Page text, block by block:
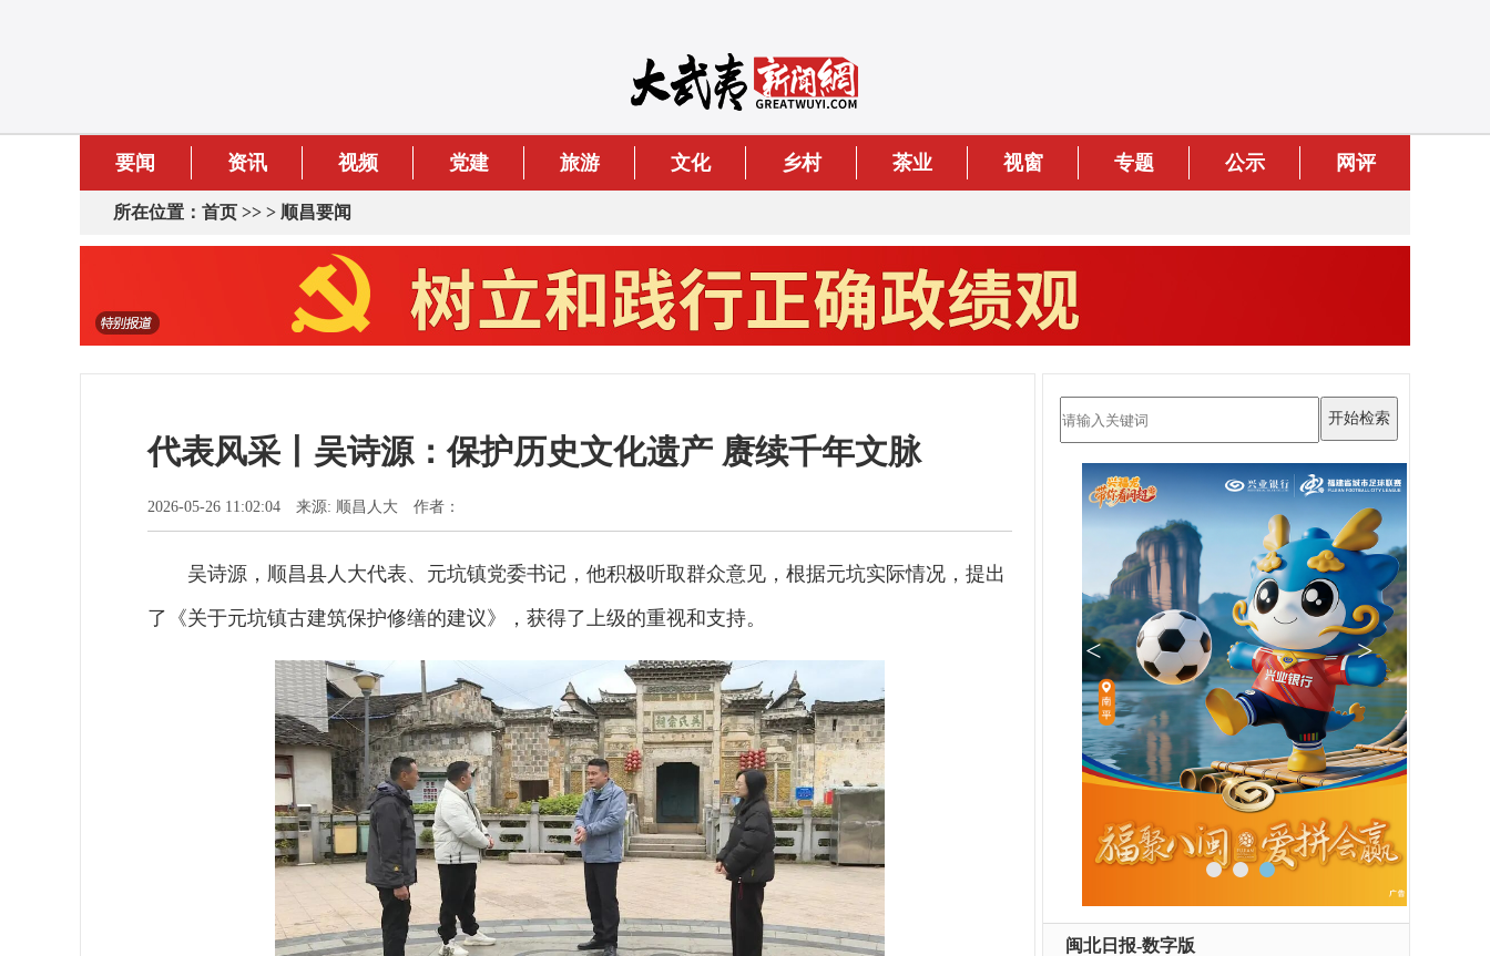
要闻 资讯 视频 党建 旅游 文化 乡村 茶业 视窗 专题 公示 网评
所在位置： 首页 >> > 顺昌要闻
代表风采丨吴诗源：保护历史文化遗产 赓续千年文脉
2026-05-26 11:02:04 来源: 顺昌人大 作者：
吴诗源，顺昌县人大代表、元坑镇党委书记，他积极听取群众意见，根据元坑实际情况，提出
了《关于元坑镇古建筑保护修缮的建议》，获得了上级的重视和支持。
闽北日报-数字版